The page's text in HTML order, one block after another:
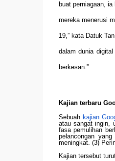
buat perniagaan,
mereka menerusi
19,” kata Datuk
dalam dunia
berkesan.”
Kajian terbaru
Sebuah kajian
atau sangat ingin,
fasa pemulihan
pelancongan
meningkat. (3)
Kajian tersebut